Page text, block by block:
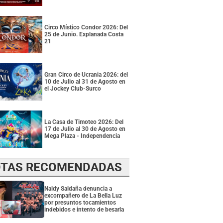
Circo Místico Condor 2026: Del
25 de Junio. Explanada Costa
21
Gran Circo de Ucrania 2026: del
10 de Julio al 31 de Agosto en
el Jockey Club-Surco
La Casa de Timoteo 2026: Del
17 de Julio al 30 de Agosto en
Mega Plaza - Independencia
RECOMENDADAS
Naldy Saldaña denuncia a
excompañero de La Bella Luz
por presuntos tocamientos
indebidos e intento de besarla